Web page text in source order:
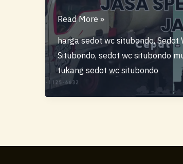
Sedot
Wc
Situbondo
–
Sedot
Read More »
harga sedot wc situbondo,Sedot
Situbondo, sedot wc situbondo
tukang sedot wc situbondo